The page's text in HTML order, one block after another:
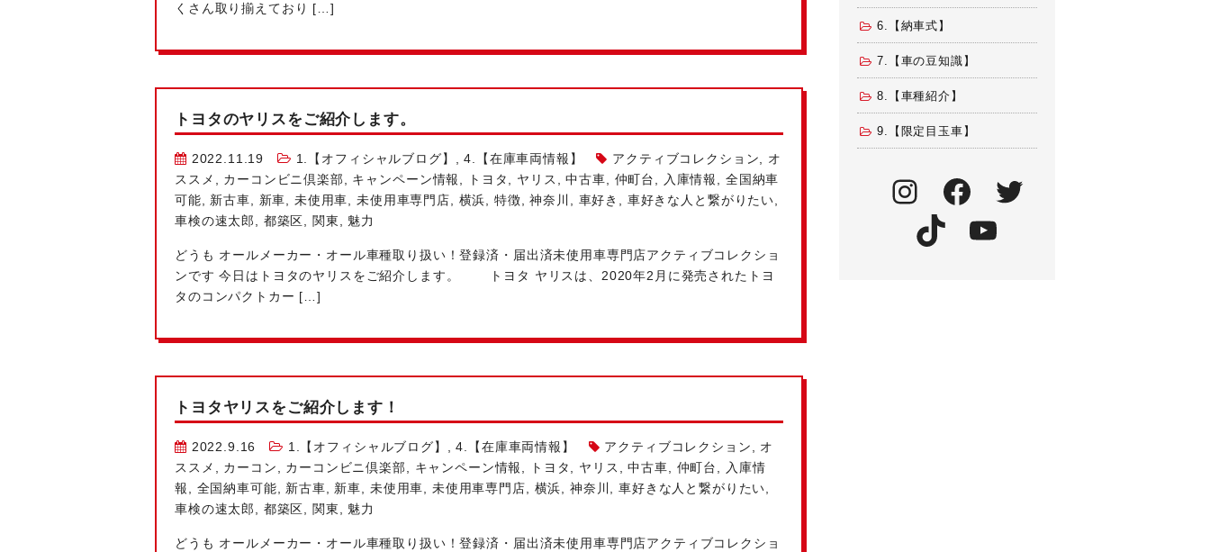
くさん取り揃えており […]
トヨタのヤリスをご紹介します。
2022.11.19 1.【オフィシャルブログ】 ,4.【在庫車両情報】 アクティブコレクション, オ
ススメ , カーコンビニ倶楽部, キャンペーン情報, トヨタ, ヤリス ,中古車, 仲町台, 入庫情報, 全国納車
可能, 新古車, 新車, 未使用車,未使用車専門店, 横浜, 特徴,神奈川 , 車好き , 車好きな人と繋がりたい,
車検の速太郎, 都築区, 関東, 魅力
どうも オールメーカー・オール車種取り扱い！登録済・届出済未使用車専門店アクティブコレクショ
ンです 今日はトヨタのヤリスをご紹介します。 トヨタ ヤリスは、2020年2月に発売されたトヨ
タのコンパクトカー […]
トヨタヤリスをご紹介します！
2022.9.16 1.【オフィシャルブログ】 ,4.【在庫車両情報】 アクティブコレクション, オ
ススメ , カーコン, カーコンビニ倶楽部, キャンペーン情報, トヨタ, ヤリス ,中古車, 仲町台, 入庫情
報, 全国納車可能, 新古車, 新車, 未使用車, 未使用車専門店, 横浜, 神奈川 ,車好きな人と繋がりたい,
車検の速太郎, 都築区, 関東, 魅力
どうも オールメーカー・オール車種取り扱い！登録済・届出済未使用車専門店アクティブコレクショ
6.【納車式】
7.【車の豆知識】
8.【車種紹介】
9.【限定目玉車】
Instagram
Facebook
TikTokYouTube